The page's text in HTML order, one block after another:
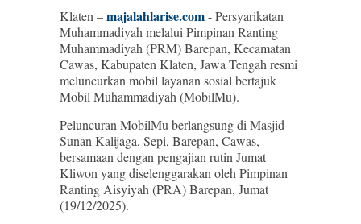
Klaten –majalahlarise.com- Persyarikatan
Muhammadiyah melalui Pimpinan Ranting
Muhammadiyah (PRM) Barepan, Kecamatan
Cawas, Kabupaten Klaten, Jawa Tengah resmi
meluncurkan mobil layanan sosial bertajuk
Mobil Muhammadiyah (MobilMu).
Peluncuran MobilMu berlangsung di Masjid
Sunan Kalijaga, Sepi, Barepan, Cawas,
bersamaan dengan pengajian rutin Jumat
Kliwon yang diselenggarakan oleh Pimpinan
Ranting Aisyiyah (PRA) Barepan, Jumat
(19/12/2025).